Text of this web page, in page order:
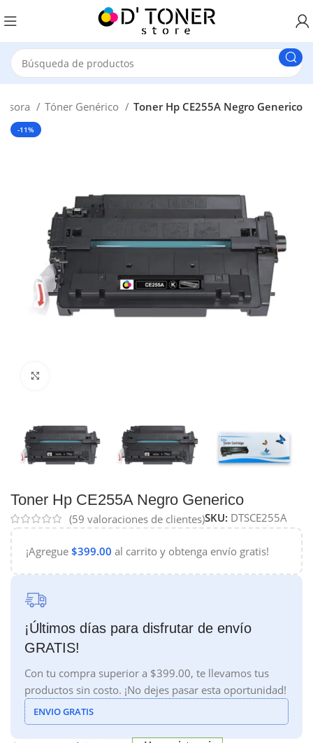
Tóner Genérico Toner Hp CE255A Negro Generico
-11%
Toner Hp CE255A Negro Generico
(59 valoraciones de clientes)SKU: DTSCE255A
¡Agregue$399.00 al carrito y obtenga envío gratis!
¡Últimos días para disfrutar de envío
GRATIS!
Con tu compra superior a $399.00, te llevamos tus
productos sin costo. ¡No dejes pasar esta oportunidad!
ENVIO GRATIS